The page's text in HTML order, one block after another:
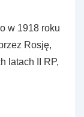
w 1918 roku
Rosję,
latach II RP,